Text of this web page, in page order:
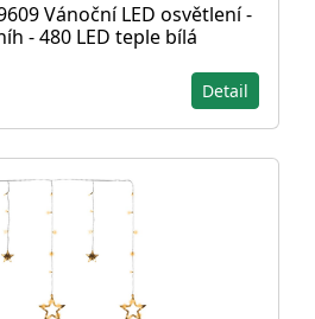
Vánoční LED osvětlení -
- 480 LED teple bílá
Detail